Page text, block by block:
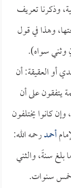
وذكرنا تعريف
وهذا في قول
وثني سواه).
أو العقيقة: أن
يتفقون على أن
كانوا يختلفون
أحمدرحمه الله:
بلغ سنةً، والثني
خمس سنوات.